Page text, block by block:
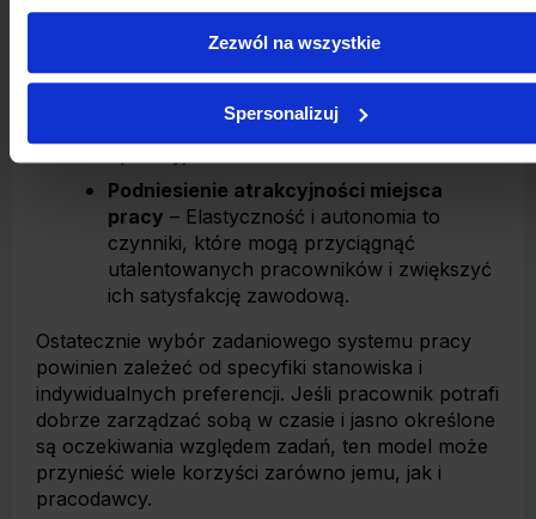
Zezwól na wszystkie
Spersonalizuj
koncentracji.
Korzyści dla zakładu pracy– Dzięki
większej samodzielności pracowników,
pracodawca może lepiej organizować
zasoby i optymalizować koszty
Podniesienie atrakcyjności miejsca
pracy – Elastyczność i autonomia to
czynniki, które mogą przyciągnąć
utalentowanych pracowników i zwiększyć
ich satysfakcję zawodową.
Ostatecznie wybór zadaniowego systemu pracy
powinien zależeć od specyfiki stanowiska i
indywidualnych preferencji. Jeśli pracownik potrafi
dobrze zarządzać sobą w czasie i jasno określone
są oczekiwania względem zadań, ten model może
przynieść wiele korzyści zarówno jemu, jak i
pracodawcy.